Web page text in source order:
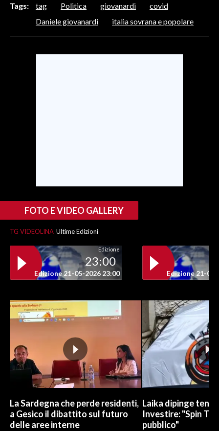
ALTRI SPORT
CULTURA
INSULARITÀ
INFO AZIENDE
ANNUNCI
NECROLOGI
SPIAGGE
STORE
Tags: tag Politica giovanardi
covid
Daniele giovanardi
italia sovrana e popolare
FOTO E VIDEO GALLERY
TG VIDEOLINA Ultime Edizioni
Edizione
23:00
Edizione 21-05-2026 23:00 Edizione 21-05-
La Sardegna che perde residenti,
a Gesico il dibattito sul futuro
delle aree interne
Laika dipinge
Investire: "Spin
pubblico"